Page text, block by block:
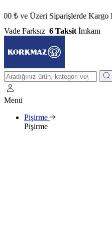
Üzeri Siparişlerde Kargo Bedava
Vade Farksız 6 Taksit İmkanı
Menü
Pişirme
Pişirme